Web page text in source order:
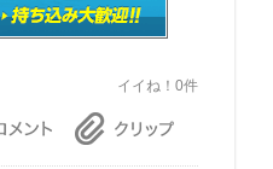
イイね！0件